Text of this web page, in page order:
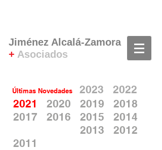
Jiménez Alcalá-Zamora
+ Asociados
Últimas Novedades 2023 2022
2021
2020 2019
2018
2017
2016 2015
2014
2013
2012
2011